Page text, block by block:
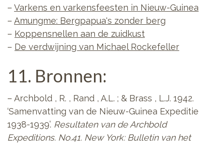
– Varkens en varkensfeesten in Nieuw-Guinea
– Amungme: Bergpapua's zonder berg
– Koppensnellen aan de zuidkust
– De verdwijning van Michael Rockefeller
11. Bronnen:
– Archbold , R. , Rand , A.L. ; & Brass , L.J. 1942.
‘Samenvatting van de Nieuw-Guinea Expeditie
1938-1939’. Resultaten van de Archbold
Expeditions. No.41. New York: Bulletin van het